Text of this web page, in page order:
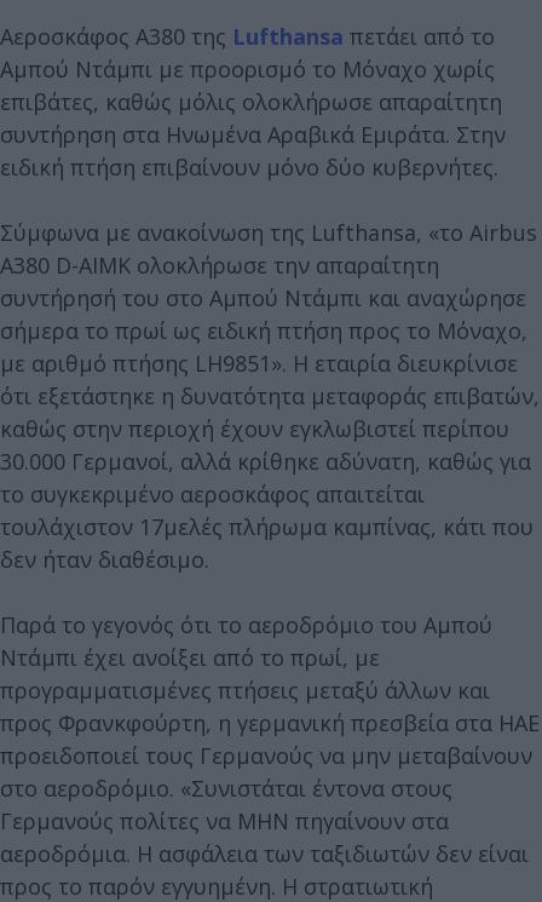
Αεροσκάφος Α380 της Lufthansa πετάει από το
Αμπού Ντάμπι με προορισμό το Μόναχο χωρίς
επιβάτες, καθώς μόλις ολοκλήρωσε απαραίτητη
συντήρηση στα Ηνωμένα Αραβικά Εμιράτα. Στην
ειδική πτήση επιβαίνουν μόνο δύο κυβερνήτες.
Σύμφωνα με ανακοίνωση της Lufthansa, «το Airbus
A380 D-AIMK ολοκλήρωσε την απαραίτητη
συντήρησή του στο Αμπού Ντάμπι και αναχώρησε
σήμερα το πρωί ως ειδική πτήση προς το Μόναχο,
με αριθμό πτήσης LH9851». Η εταιρία διευκρίνισε
ότι εξετάστηκε η δυνατότητα μεταφοράς επιβατών,
καθώς στην περιοχή έχουν εγκλωβιστεί περίπου
30.000 Γερμανοί, αλλά κρίθηκε αδύνατη, καθώς για
το συγκεκριμένο αεροσκάφος απαιτείται
τουλάχιστον 17μελές πλήρωμα καμπίνας, κάτι που
δεν ήταν διαθέσιμο.
Παρά το γεγονός ότι το αεροδρόμιο του Αμπού
Ντάμπι έχει ανοίξει από το πρωί, με
προγραμματισμένες πτήσεις μεταξύ άλλων και
προς Φρανκφούρτη, η γερμανική πρεσβεία στα ΗΑΕ
προειδοποιεί τους Γερμανούς να μην μεταβαίνουν
στο αεροδρόμιο. «Συνιστάται έντονα στους
Γερμανούς πολίτες να ΜΗΝ πηγαίνουν στα
αεροδρόμια. Η ασφάλεια των ταξιδιωτών δεν είναι
προς το παρόν εγγυημένη. Η στρατιωτική